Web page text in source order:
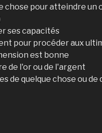
chose pour atteindre un
ses capacités
pour procéder aux
est bonne
de l'or ou de l'argent
de quelque chose ou